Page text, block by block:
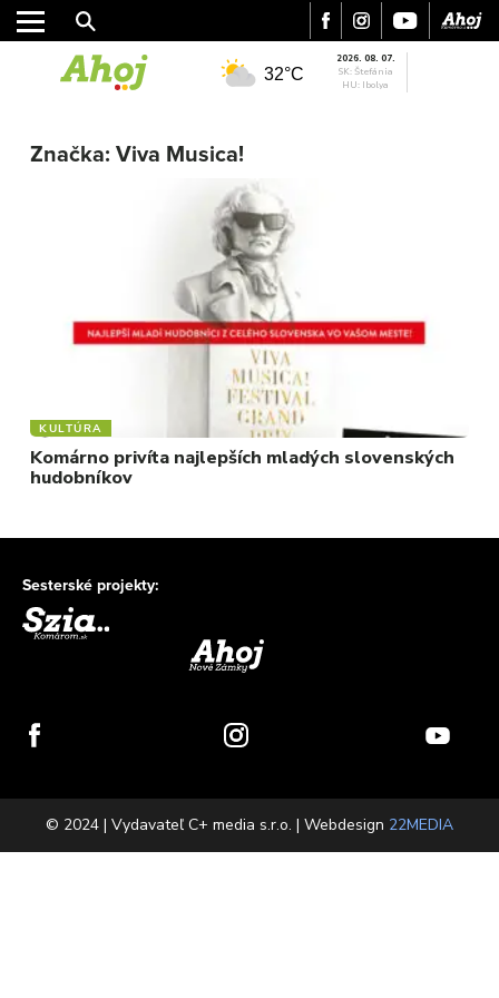
REGIÓN
KULTÚRA
FOTKY
VIDEO
MIX
32°C
2026. 08. 07.
SK: Štefánia
HU: Ibolya
Značka: Viva Musica!
KULTÚRA
Komárno privíta najlepších mladých slovenských
hudobníkov
Sesterské projekty:
© 2024 | Vydavateľ C+ media s.r.o. | Webdesign 22MEDIA